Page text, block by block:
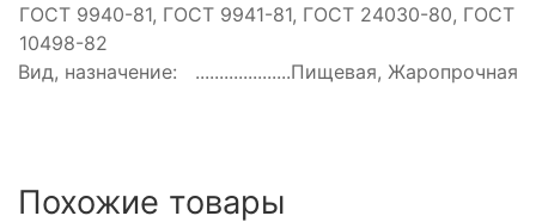
ГОСТ:
ГОСТ 9940-81, ГОСТ 9941-81, ГОСТ 24030-80, ГОСТ
10498-82
Вид, назначение:
Пищевая, Жаропрочная
Похожие товары